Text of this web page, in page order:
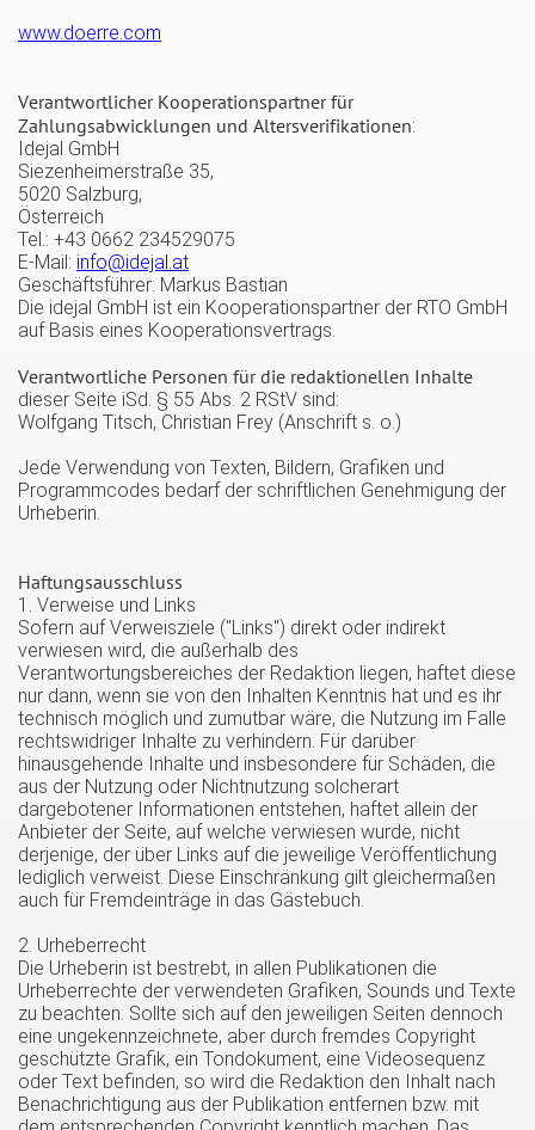
www.doerre.com
Verantwortlicher Kooperationspartner für
Zahlungsabwicklungen und Altersverifikationen:
Idejal GmbH
Siezenheimerstraße 35,
5020 Salzburg,
Österreich
Tel.: +43 0662 234529075
E-Mail: info@idejal.at
Geschäftsführer: Markus Bastian
Die idejal GmbH ist ein Kooperationspartner der RTO GmbH
auf Basis eines Kooperationsvertrags.
Verantwortliche Personen für die redaktionellen Inhalte
dieser Seite iSd. § 55 Abs. 2 RStV sind:
Wolfgang Titsch, Christian Frey (Anschrift s. o.)
Jede Verwendung von Texten, Bildern, Grafiken und
Programmcodes bedarf der schriftlichen Genehmigung der
Urheberin.
Haftungsausschluss
1. Verweise und Links
Sofern auf Verweisziele ("Links") direkt oder indirekt
verwiesen wird, die außerhalb des
Verantwortungsbereiches der Redaktion liegen, haftet diese
nur dann, wenn sie von den Inhalten Kenntnis hat und es ihr
technisch möglich und zumutbar wäre, die Nutzung im Falle
rechtswidriger Inhalte zu verhindern. Für darüber
hinausgehende Inhalte und insbesondere für Schäden, die
aus der Nutzung oder Nichtnutzung solcherart
dargebotener Informationen entstehen, haftet allein der
Anbieter der Seite, auf welche verwiesen wurde, nicht
derjenige, der über Links auf die jeweilige Veröffentlichung
lediglich verweist. Diese Einschränkung gilt gleichermaßen
auch für Fremdeinträge in das Gästebuch.
2. Urheberrecht
Die Urheberin ist bestrebt, in allen Publikationen die
Urheberrechte der verwendeten Grafiken, Sounds und Texte
zu beachten. Sollte sich auf den jeweiligen Seiten dennoch
eine ungekennzeichnete, aber durch fremdes Copyright
geschützte Grafik, ein Tondokument, eine Videosequenz
oder Text befinden, so wird die Redaktion den Inhalt nach
Benachrichtigung aus der Publikation entfernen bzw. mit